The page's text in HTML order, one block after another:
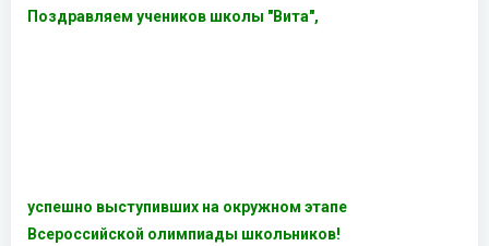
Поздравляем учеников школы "Вита",
успешно выступивших на окружном этапе
Всероссийской олимпиады школьников!